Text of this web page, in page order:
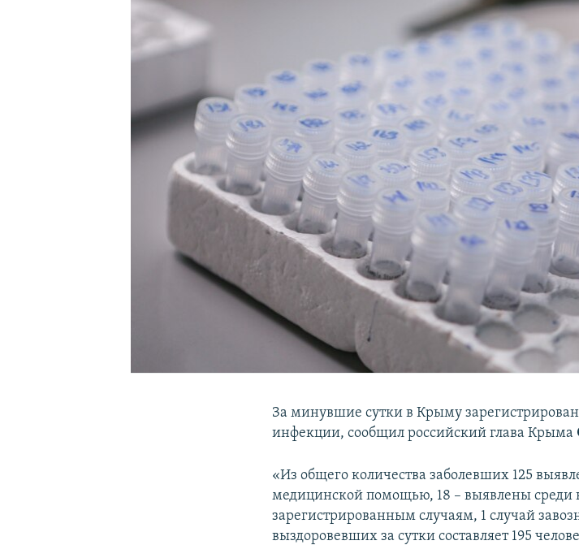
За минувшие сутки в Крыму
инфекции, сообщил российский глава Крыма
«Из общего количества заболевших 125
медицинской помощью, 18 – выявлены среди
зарегистрированным случаям, 1 случай
выздоровевших за сутки составляет 195